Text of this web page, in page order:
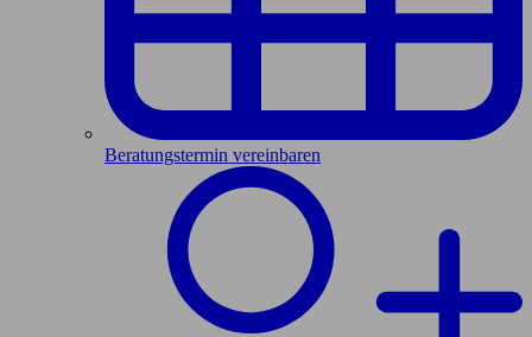
Beratungstermin vereinbaren